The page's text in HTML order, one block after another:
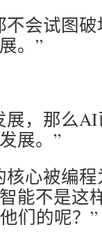
会试图
。”
展，那么
展。”
心被编
能不是这
们的呢？”